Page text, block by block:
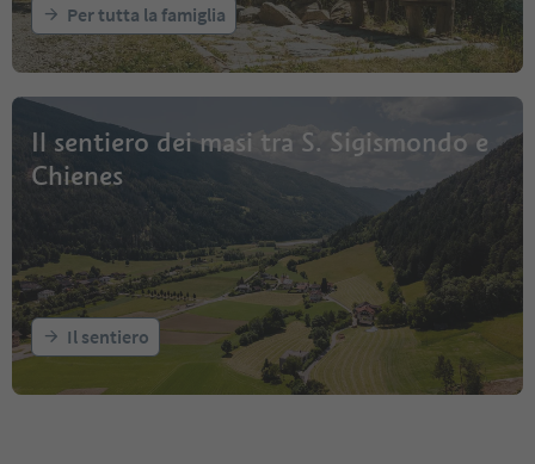
Per tutta la famiglia
Il sentiero dei masi tra S. Sigismondo e
Chienes
Il sentiero